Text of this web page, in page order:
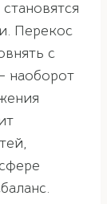
Перекос
с
наоборот